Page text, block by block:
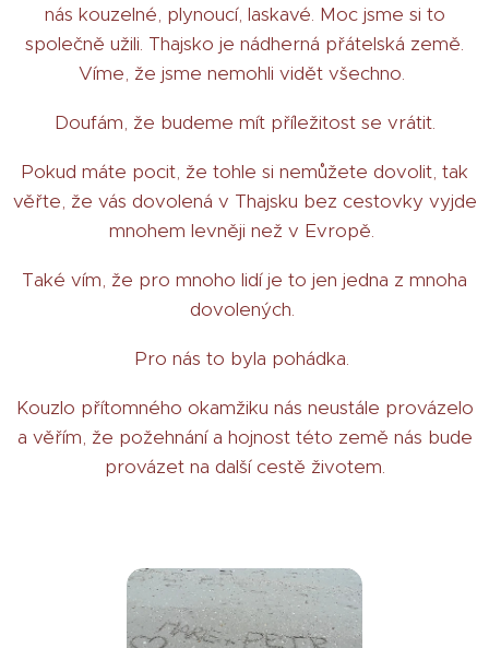
nás kouzelné, plynoucí, laskavé. Moc jsme si to
společně užili. Thajsko je nádherná přátelská země.
Víme, že jsme nemohli vidět všechno.
Doufám, že budeme mít příležitost se vrátit.
Pokud máte pocit, že tohle si nemůžete dovolit, tak
věřte, že vás dovolená v Thajsku bez cestovky vyjde
mnohem levněji než v Evropě.
Také vím, že pro mnoho lidí je to jen jedna z mnoha
dovolených.
Pro nás to byla pohádka.
Kouzlo přítomného okamžiku nás neustále provázelo
a věřím, že požehnání a hojnost této země nás bude
provázet na další cestě životem.